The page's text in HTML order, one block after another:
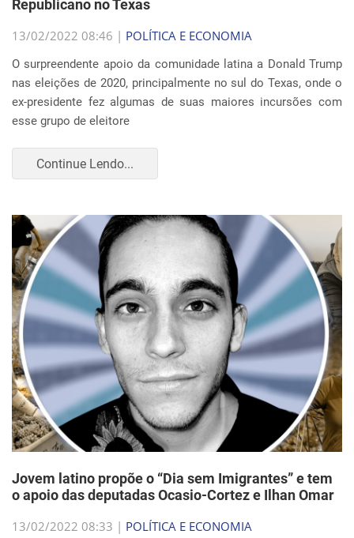
Republicano no Texas
13/02/2022 08:46 | POLÍTICA E ECONOMIA
O surpreendente apoio da comunidade latina a Donald Trump
nas eleições de 2020, principalmente no sul do Texas, onde o
ex-presidente fez algumas de suas maiores incursões com
esse grupo de eleitore
Continue Lendo...
Jovem latino propõe o “Dia sem Imigrantes” e tem
o apoio das deputadas Ocasio-Cortez e Ilhan Omar
13/02/2022 08:33 | POLÍTICA E ECONOMIA